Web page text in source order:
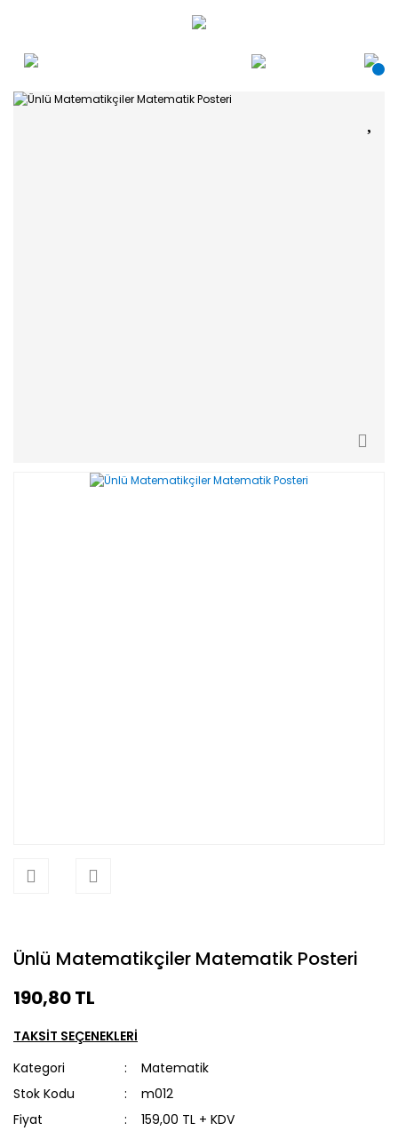
Ünlü Matematikçiler Matematik Posteri
190,80 TL
TAKSİT SEÇENEKLERİ
Kategori
Matematik
Stok Kodu
m012
Fiyat
159,00 TL + KDV